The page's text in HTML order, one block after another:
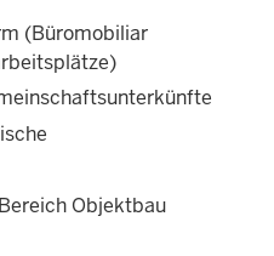
(Büromobiliar
Objektbau